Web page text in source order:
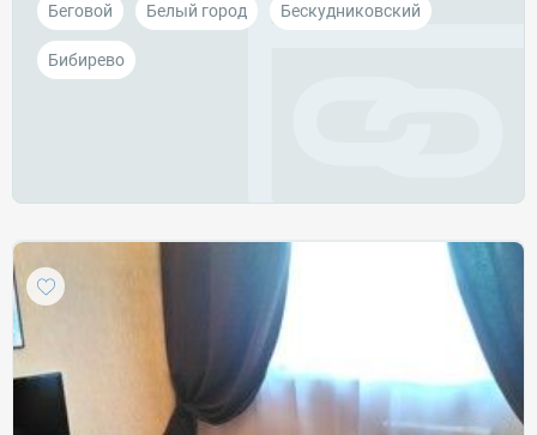
Беговой Белый город Бескудниковский
Бибирево